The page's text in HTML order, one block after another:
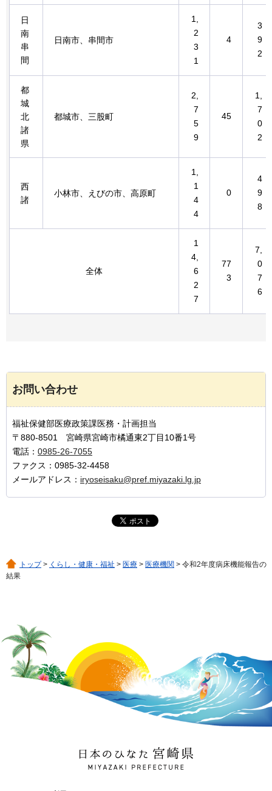
日
南
串
間
日南市、串間市
1,
2
3
1
4
3
9
2
都
城
北
諸
県
都城市、三股町
2,
7
5
9
45
1,
7
0
2
西
諸
小林市、えびの市、高原町
1,
1
4
4
0
4
9
8
全体
1
4,
6
2
7
77
3
7,
0
7
6
お問い合わせ
福祉保健部医療政策課医務・計画担当
〒880-8501 宮崎県宮崎市橘通東2丁目10番1号
電話： 0985-26-7055
ファクス：0985-32-4458
メールアドレス： iryoseisaku@pref.miyazaki.lg.jp
トップ> くらし・健康・福祉 > 医療 > 医療機関 > 令和2年度病床機能報告の
結果
日本のひなた 宮崎県
MIYAZAKI PREFECTURE